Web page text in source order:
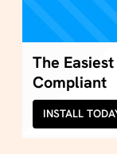
The
Compliant
INSTALL